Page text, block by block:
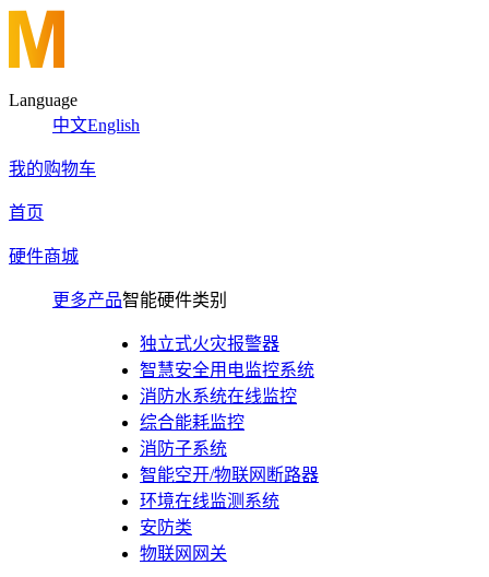
Language
中文English
我的购物车
首页
硬件商城
更多产品智能硬件类别
独立式火灾报警器
智慧安全用电监控系统
消防水系统在线监控
综合能耗监控
消防子系统
智能空开/物联网断路器
环境在线监测系统
安防类
物联网网关